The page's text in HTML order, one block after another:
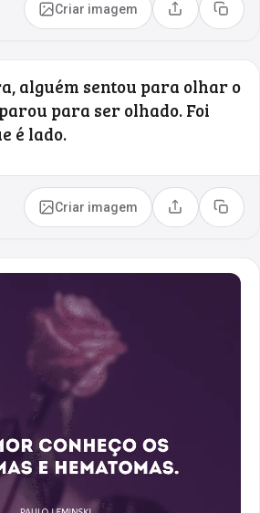
Criar imagem Compartilhar
Copiar
alguém sentou para olhar o
para ser olhado. Foi
é lado.
Criar imagem Compartilhar
Copiar